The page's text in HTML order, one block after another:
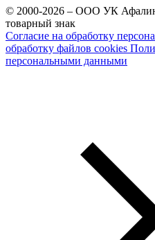
© 2000-2026 – ООО УК
товарный знак
Согласие на обработку
обработку файлов cookies
персональными данными